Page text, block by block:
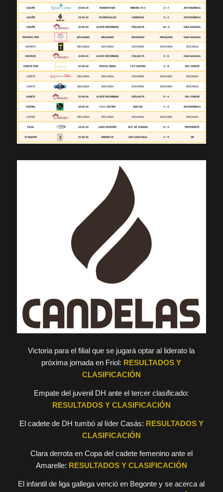
Victoria para el filial que se jugará optar al liderato la
próxima jornada en Friol: RESULTADOS Y
CLASIFICACIÓN
Empate del juvenil DH ante el tercer clasificado:
RESULTADOS Y CLASIFICACIÓN
El cadete de DH tumbó al líder Casás: RESULTADOS Y
CLASIFICACIÓN
Clara derrota en Copa del cadete femenino ante el
Amarelle: RESULTADOS Y CLASIFICACIÓN
El infantil de liga gallega venció en Begonte y se acerca al